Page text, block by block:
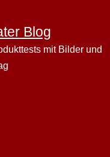
Blog
mit Bilder und